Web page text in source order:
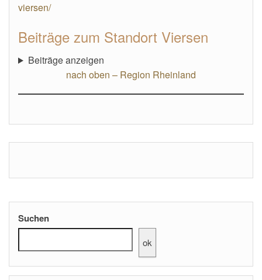
viersen/
Beiträge zum Standort Viersen
Beiträge anzeigen
nach oben – Region Rheinland
Suchen
ok